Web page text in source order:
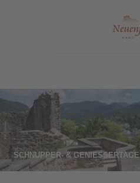
SCHNUPPER- & GENIESSERTAGE